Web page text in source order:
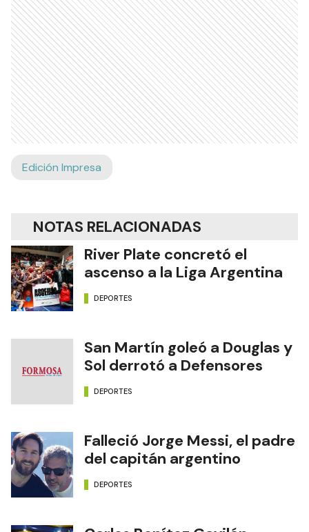
Edición Impresa
NOTAS RELACIONADAS
River Plate concretó el
ascenso a la Liga Argentina
DEPORTES
San Martín goleó a Douglas y
Sol derrotó a Defensores
DEPORTES
Falleció Jorge Messi, el padre
del capitán argentino
DEPORTES